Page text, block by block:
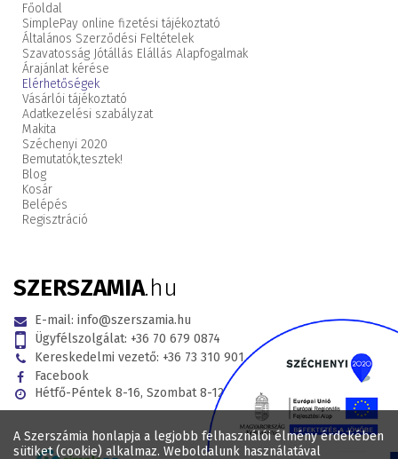
A Szerszámia honlapja a legjobb felhasználói élmény érdekében
sütiket (cookie) alkalmaz. Weboldalunk használatával
Főoldal
SimplePay online fizetési tájékoztató
Általános Szerződési Feltételek
Szavatosság Jótállás Elállás Alapfogalmak
Árajánlat kérése
Elérhetőségek
Vásárlói tájékoztató
Adatkezelési szabályzat
Makita
Széchenyi 2020
Bemutatók,tesztek!
Blog
Kosár
Belépés
Regisztráció
SZERSZAMIA.hu
E-mail: info@szerszamia.hu
Ügyfélszolgálat: +36 70 679 0874
Kereskedelmi vezető: +36 73 310 901
Facebook
Hétfő-Péntek 8-16, Szombat 8-12